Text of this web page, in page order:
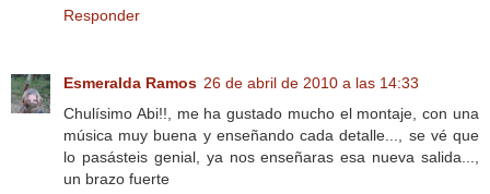
Responder
Esmeralda Ramos 26 de abril de 2010 a las 14:33
Chulísimo Abi!!, me ha gustado mucho el montaje, con una
música muy buena y enseñando cada detalle..., se vé que
lo pasásteis genial, ya nos enseñaras esa nueva salida...,
un brazo fuerte